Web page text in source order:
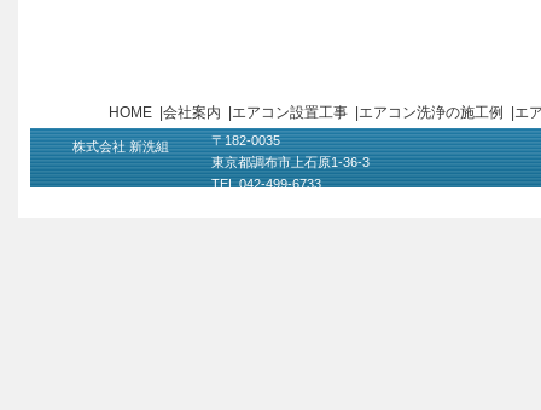
HOME 会社案内 エアコン設置工事 エアコン洗浄の施工例 エ
株式会社 新洗組
〒182-0035
東京都調布市上石原1-36-3
TEL 042-499-6733